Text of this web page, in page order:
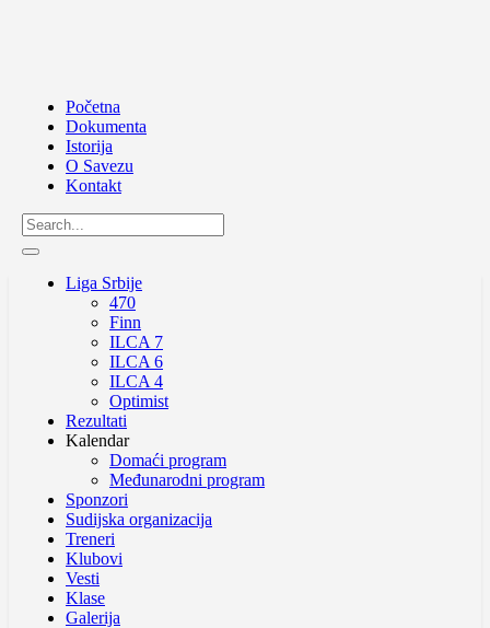
Početna
Dokumenta
Istorija
O Savezu
Kontakt
Liga Srbije
470
Finn
ILCA 7
ILCA 6
ILCA 4
Optimist
Rezultati
Kalendar
Domaći program
Međunarodni program
Sponzori
Sudijska organizacija
Treneri
Klubovi
Vesti
Klase
Galerija